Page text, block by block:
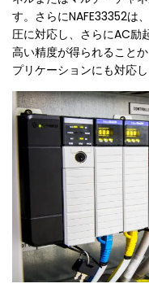
す。さらにNAFE33352は
圧に対応し、さらにAC励
高い精度が得られること
プリケーションにも対応し